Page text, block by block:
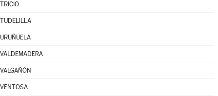
TRICIO
TUDELILLA
URUÑUELA
VALDEMADERA
VALGAÑÓN
VENTOSA